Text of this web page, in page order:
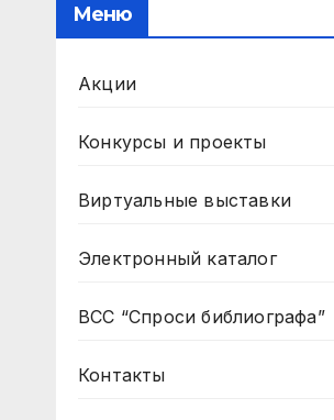
Меню
Акции
Конкурсы и проекты
Виртуальные выставки
Электронный каталог
ВСС “Спроси библиографа”
Контакты